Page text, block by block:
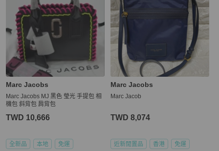
Marc Jacobs
Marc Jacobs MJ 黑色 瑩光 手提包 相
機包 斜背包 肩背包
TWD 10,666
全新品 本地 免運
Marc Jacobs
Marc Jacob
TWD 8,074
近新閒置品 香港 免運